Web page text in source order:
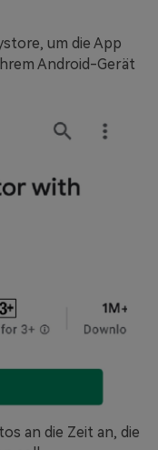
um die App
Android-Gerät
an die Zeit an, die